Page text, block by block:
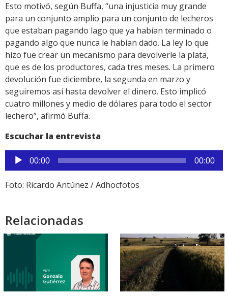
Esto motivó, según Buffa, “una injusticia muy grande
para un conjunto amplio para un conjunto de lecheros
que estaban pagando lago que ya habían terminado o
pagando algo que nunca le habían dado. La ley lo que
hizo fue crear un mecanismo para devolverle la plata,
que es de los productores, cada tres meses. La primero
devolución fue diciembre, la segunda en marzo y
seguiremos así hasta devolver el dinero. Esto implicó
cuatro millones y medio de dólares para todo el sector
lechero”, afirmó Buffa.
Escuchar la entrevista
Reproductor
de
audio
00:00 00:00
Foto: Ricardo Antúnez / Adhocfotos
Relacionadas